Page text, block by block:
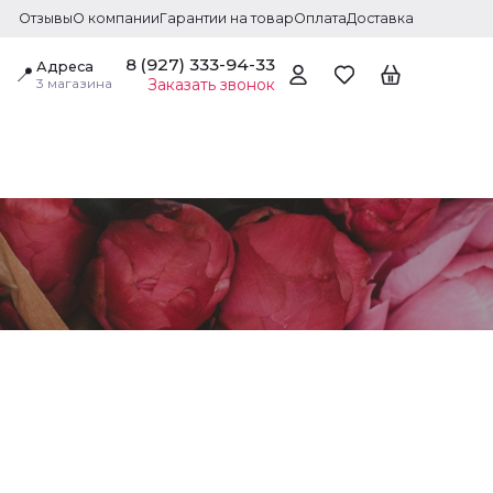
ОтзывыО компанииГарантии на товарОплатаДоставка
📍 Адреса
3 магазина
8 (927) 333-94-33
Заказать звонок